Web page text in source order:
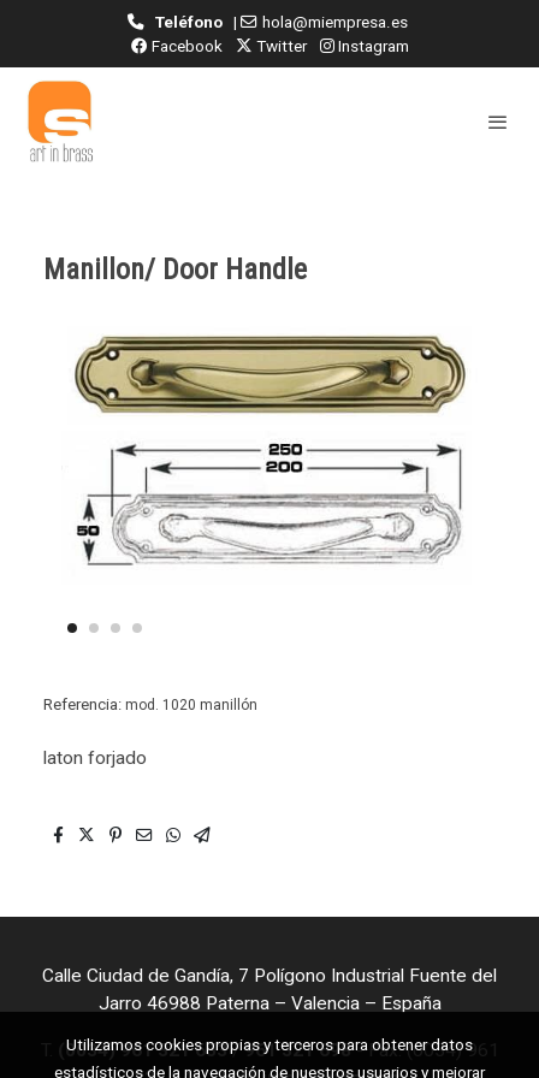
Teléfono|
hola@miempresa.es
Facebook
Twitter Instagram
Manillon/ Door Handle
Referencia: mod. 1020 manillón
laton forjado
Calle Ciudad de Gandía, 7 Polígono Industrial Fuente del
Jarro 46988 Paterna – Valencia – España
(0034) 961 321 653 /961 321 698- Fax. (0034) 961
Utilizamos cookies propias y terceros para obtener datos
estadísticos de la navegación de nuestros usuarios y mejorar